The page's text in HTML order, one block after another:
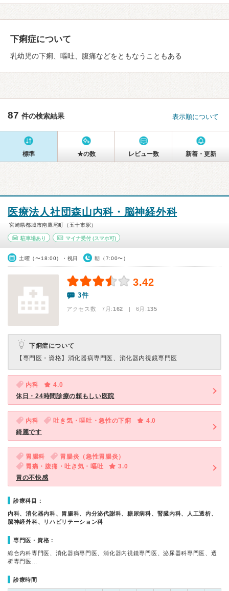
下痢症について
乳幼児の下痢、嘔吐、腹痛などをともなうこともある
87 件の検索結果 表示順について
標準 ★の数 レビュー数 新着・更新
医療法人社団森山内科・脳神経外科
宮崎県都城市南鷹尾町（五十市駅）
駐車場あり マイナ受付(スマホ可)
土曜（〜18:00）・祝日 朝（7:00〜）
3.42
3件
アクセス数 7月:162 | 6月:135
下痢症について
【専門医・資格】 消化器病専門医、消化器内視鏡専門医
内科
4.0
休日・24時間診療の頼もしい医院
内科 吐き気・嘔吐・急性の下痢
4.0
綺麗です
胃腸科
胃腸炎（急性胃腸炎）
胃痛・腹痛・吐き気・嘔吐
3.0
胃の不快感
診療科目：
内科、消化器内科、胃腸科、内分泌代謝科、糖尿病科、腎臓内科、人工透析、
脳神経外科、リハビリテーション科
専門医・資格：
総合内科専門医、消化器病専門医、消化器内視鏡専門医、泌尿器科専門医、透
析専門医…
診療時間